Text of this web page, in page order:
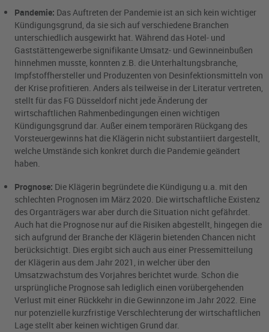
Pandemie: Das Auftreten der Pandemie ist an sich kein wichtiger
Kündigungsgrund, da sie sich auf verschiedene Branchen
unterschiedlich ausgewirkt hat. Während das Hotel- und
Gaststättengewerbe signifikante Umsatz- und Gewinneinbußen
hinnehmen musste, konnten z.B. die Unterhaltungsbranche,
Impfstoffhersteller und Produzenten von Desinfektionsmitteln von
der Krise profitieren. Anders als teilweise in der Literatur vertreten,
stellt für das FG Düsseldorf nicht jede Änderung der
wirtschaftlichen Rahmenbedingungen einen wichtigen
Kündigungsgrund dar. Außer einem temporären Rückgang des
Vorsteuergewinns hat die Klägerin nicht substantiiert dargestellt,
welche Umstände sich konkret durch die Pandemie geändert
haben.
Prognose: Die Klägerin begründete die Kündigung u.a. mit den
schlechten Prognosen im März 2020. Die wirtschaftliche Existenz
des Organträgers war aber durch die Situation nicht gefährdet.
Auch hat die Prognose nur auf die Risiken abgestellt, hingegen die
sich aufgrund der Branche der Klägerin bietenden Chancen nicht
berücksichtigt. Dies ergibt sich auch aus einer Pressemitteilung
der Klägerin aus dem Jahr 2021, in welcher über den
Umsatzwachstum des Vorjahres berichtet wurde. Schon die
ursprüngliche Prognose sah lediglich einen vorübergehenden
Verlust mit einer Rückkehr in die Gewinnzone im Jahr 2022. Eine
nur potenzielle kurzfristige Verschlechterung der wirtschaftlichen
Lage stellt aber keinen wichtigen Grund dar.